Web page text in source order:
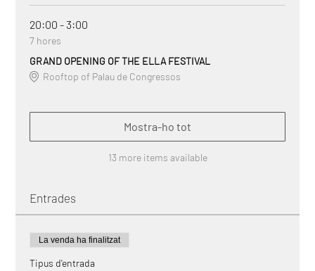
20:00 - 3:00
7 hores
GRAND OPENING OF THE ELLA FESTIVAL
Rooftop of Palau de Congressos
13 more items available
Mostra-ho tot
Entrades
La venda ha finalitzat
Tipus d'entrada